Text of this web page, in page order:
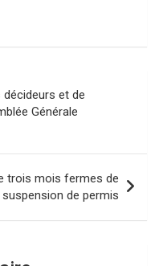
et de
Générale
trois mois fermes de
suspension de permis